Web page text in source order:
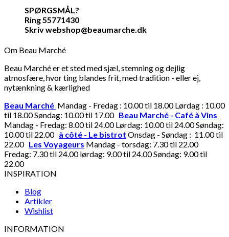
SPØRGSMÅL?
Ring 55771430
Skriv webshop@beaumarche.dk
Om Beau Marché
Beau Marché er et sted med sjæl, stemning og dejlig
atmosfære, hvor ting blandes frit, med tradition - eller ej,
nytænkning & kærlighed
Beau Marché Mandag - Fredag : 10.00 til 18.00 Lørdag : 10.00
til 18.00 Søndag: 10.00 til 17.00 Beau Marché - Café à Vins
Mandag - Fredag: 8.00 til 24.00 Lørdag: 10.00 til 24.00 Søndag:
10.00 til 22.00 à côté - Le bistrot Onsdag - Søndag : 11.00 til
22.00 Les Voyageurs Mandag - torsdag: 7.30 til 22.00
Fredag: 7.30 til 24.00 lørdag: 9.00 til 24.00 Søndag: 9.00 til
22.00
INSPIRATION
Blog
Artikler
Wishlist
INFORMATION